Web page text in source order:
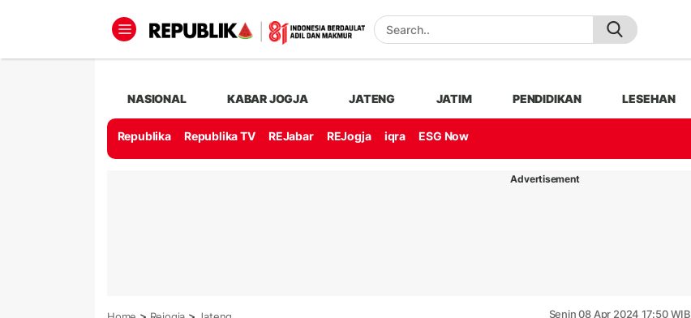
NASIONAL KABAR JOGJA JATENG JATIM PENDIDIKAN LESEHAN
Republika Republika TV REJabar REJogja iqra ESG Now
Advertisement
Senin 08 Apr 2024 17:50 WIB